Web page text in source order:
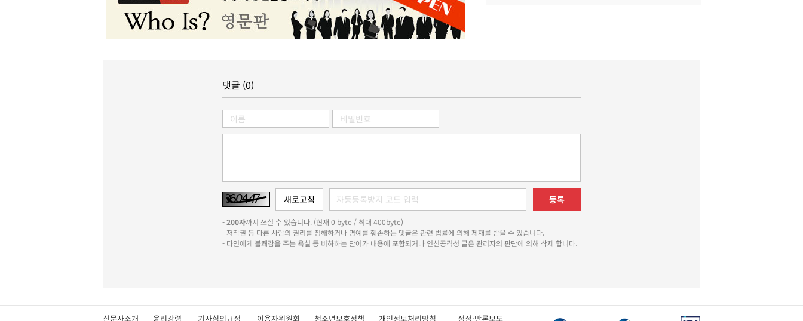
댓글 (0)
등록
-200자까지 쓰실 수 있습니다. (현재 0 byte / 최대 400byte)
- 저작권 등 다른 사람의 권리를 침해하거나 명예를 훼손하는 댓글은 관련 법률에 의해 제재를 받을 수 있습니다.
- 타인에게 불쾌감을 주는 욕설 등 비하하는 단어가 내용에 포함되거나 인신공격성 글은 관리자의 판단에 의해 삭제 합니다.
신문사소개 윤리강령 기사심의규정 이용자위원회 청소년보호정책 개인정보처리방침 정정·반론보도